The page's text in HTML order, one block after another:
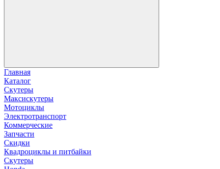
Главная
Каталог
Скутеры
Максискутеры
Мотоциклы
Электротранспорт
Коммерческие
Запчасти
Скидки
Квадроциклы и питбайки
Скутеры